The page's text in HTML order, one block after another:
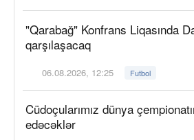
"Qarabağ" Konfrans Liqasında
qarşılaşacaq
06.08.2026, 12:25 Futbol
Cüdoçularımız dünya
edəcəklər